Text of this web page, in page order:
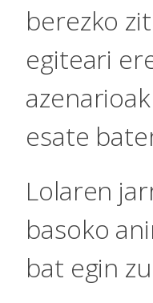
berezko
egiteari
esate
Lolaren
basoko
bat egin